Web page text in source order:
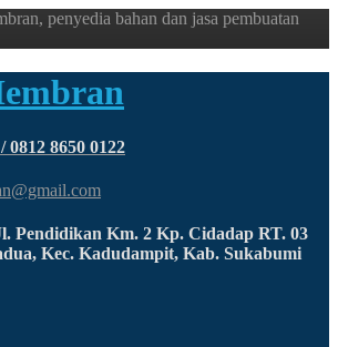
penyedia bahan dan jasa pembuatan
0812 8650 0122
Pendidikan Km. 2 Kp. Cidadap RT. 03
Kec. Kadudampit, Kab. Sukabumi